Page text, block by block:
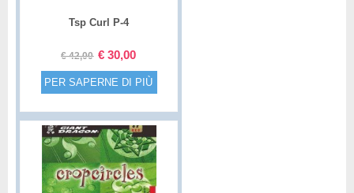
Tsp Curl P-4
€42,00 € 30,00
PER SAPERNE DI PIÙ